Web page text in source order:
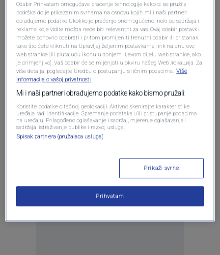
Pošalji komentar
Oglas
Odabir Prihvatam omogućava praćenje tehnologije kako bi se pružila
podrška dolje prikazanim svrhama na osnovu kojih mi i naši partneri
obrađujemo podatke Ukoliko je praćenje onemogućeno, neki od sadržaja i
reklama koje vidite možda neće biti relevantni za vas. Ovaj odabir postavki
možete ponovno odabrati i pritom promijeniti trenutni odabir ili pristanak
tako što ćete kliknuti na Upravljaj željenim postavkama link na dnu ove
web stranice [ili plutajuću ikonu u donjem lijevom dijelu web stranice, ako
je primjenjivo]. Vaš odabir će se mijenjati u okviru našeg Wеб локација. Za
više detalja, pogledajte Uredbu o postupanju s ličnim podacima. Više
informacija o vašoj privatnosti
Mi i naši partneri obrađujemo podatke kako bismo pružali:
Koristite podatke o tačnoj geolokaciji. Aktivno skenirajte karakteristike
uređaja radi identifikacije. Spremanje podataka i/ili pristupanje podacima
na uređaju. Prilagođeno oglašavanje i sadržaj, mjerenje oglašavanja i
sadržaja, istraživanje publike i razvoj usluga.
Spisak partnera (pružalaca usluga)
Prikaži svrhe
Prihvatam